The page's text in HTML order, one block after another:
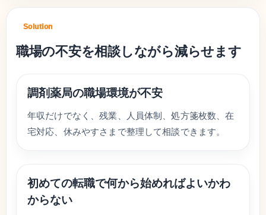
Solution
職場の不安を相談しながら減らせます
調剤薬局の職場環境が不安
年収だけでなく、残業、人員体制、処方箋枚数、在
宅対応、休みやすさまで整理して相談できます。
初めての転職で何から始めればよいかわ
からない